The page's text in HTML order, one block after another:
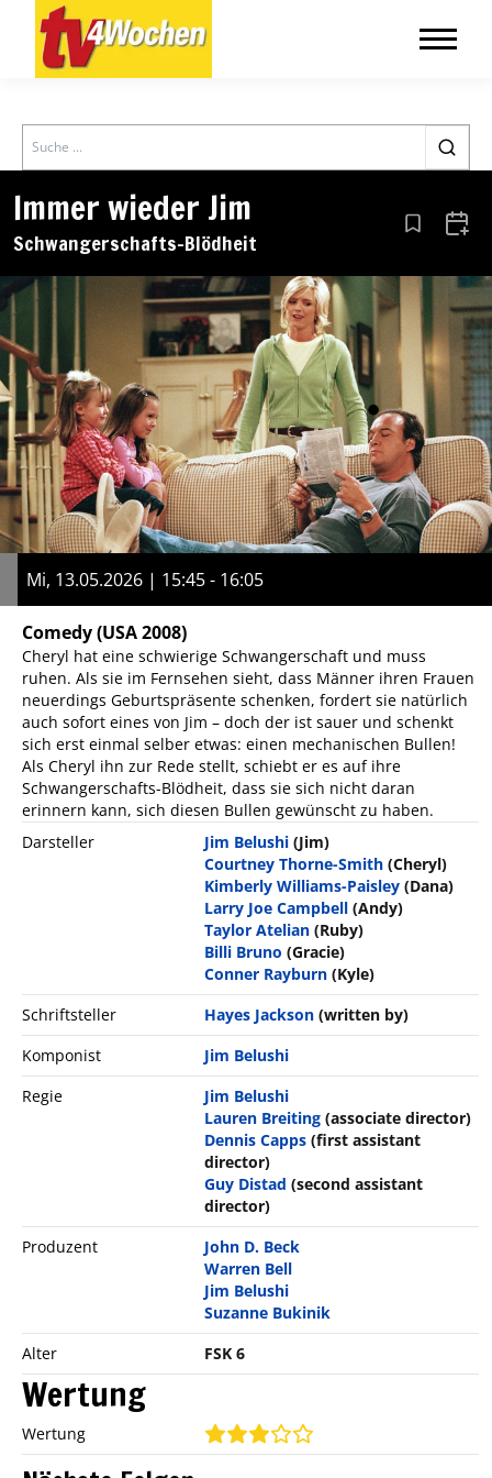
Search
Immer wieder Jim
Schwangerschafts-Blödheit Aus den
Mi, 13.05.2026 | 15:45 - 16:05
Comedy(USA 2008)
Cheryl hat eine schwierige Schwangerschaft und muss
ruhen. Als sie im Fernsehen sieht, dass Männer ihren Frauen
neuerdings Geburtspräsente schenken, fordert sie natürlich
auch sofort eines von Jim – doch der ist sauer und schenkt
sich erst einmal selber etwas: einen mechanischen Bullen!
Als Cheryl ihn zur Rede stellt, schiebt er es auf ihre
Schwangerschafts-Blödheit, dass sie sich nicht daran
erinnern kann, sich diesen Bullen gewünscht zu haben.
Darsteller
Jim Belushi (Jim)
Courtney Thorne-Smith (Cheryl)
Kimberly Williams-Paisley (Dana)
Larry Joe Campbell (Andy)
Taylor Atelian (Ruby)
Billi Bruno (Gracie)
Conner Rayburn (Kyle)
Schriftsteller
Hayes Jackson (written by)
Komponist
Jim Belushi
Regie
Jim Belushi
Lauren Breiting (associate director)
Dennis Capps (first assistant
director)
Guy Distad (second assistant
director)
Produzent
John D. Beck
Warren Bell
Jim Belushi
Suzanne Bukinik
Alter
FSK 6
Wertung
Wertung